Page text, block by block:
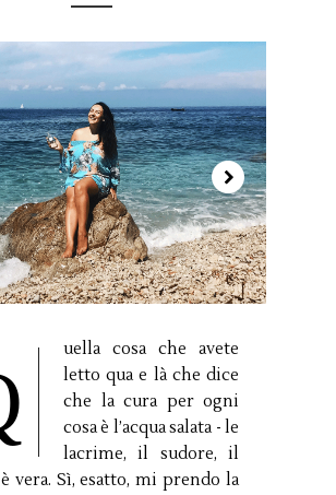
uella cosa che avete
letto qua e là che dice
che la cura per ogni
cosa è l’acqua salata - le
lacrime, il sudore, il
vera. Sì, esatto, mi prendo la